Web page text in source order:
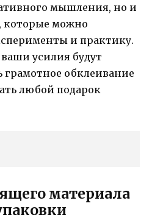
мышления, но и
которые можно
и практику.
усилия будут
грамотное обклеивание
любой подарок
материала